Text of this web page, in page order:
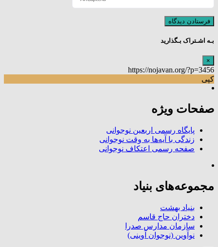
بـه اشـتراک بـگذارید
×
https://nojavan.org/?p=3456
کپی
صفحات ویژه
پایگاه رسمی اربعین نوجوانی
زندگی با آیه‌ها به وقت نوجوانی
صفحه رسمی اعتکاف نوجوانی
مجموعه‌های بنیاد
بنیاد بهشت
دختران حاج قاسم
سازمان مدارس صدرا
نوآوین (نوجوان آوینی)